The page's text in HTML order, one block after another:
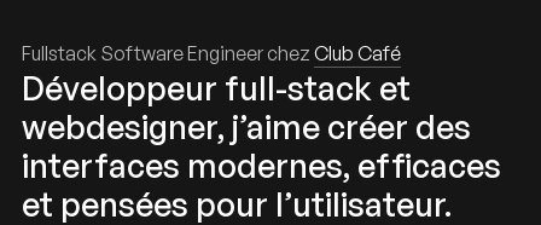
Fullstack Software Engineer chez Club Café
Développeur full-stack et
webdesigner, j’aime créer des
interfaces modernes, efficaces
et pensées pour l’utilisateur.